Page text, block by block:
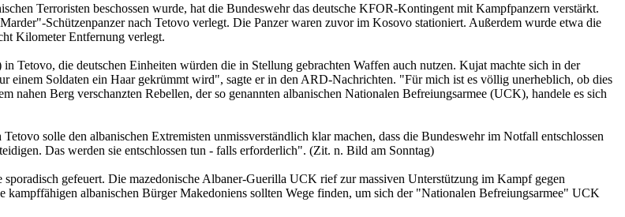
Terroristen beschossen wurde, hat die Bundeswehr das deutsche KFOR-Kontingent mit Kampfpanzern verstärkt.
Schützenpanzer nach Tetovo verlegt. Die Panzer waren zuvor im Kosovo stationiert. Außerdem wurde etwa die
Kilometer Entfernung verlegt.
Tetovo, die deutschen Einheiten würden die in Stellung gebrachten Waffen auch nutzen. Kujat machte sich in der
einem Soldaten ein Haar gekrümmt wird", sagte er in den ARD-Nachrichten. "Für mich ist es völlig unerheblich, ob dies
nahen Berg verschanzten Rebellen, der so genannten albanischen Nationalen Befreiungsarmee (UCK), handele es sich
solle den albanischen Extremisten unmissverständlich klar machen, dass die Bundeswehr im Notfall entschlossen
Das werden sie entschlossen tun - falls erforderlich". (Zit. n. Bild am Sonntag)
gefeuert. Die mazedonische Albaner-Guerilla UCK rief zur massiven Unterstützung im Kampf gegen
kampffähigen albanischen Bürger Makedoniens sollten Wege finden, um sich der "Nationalen Befreiungsarmee" UCK